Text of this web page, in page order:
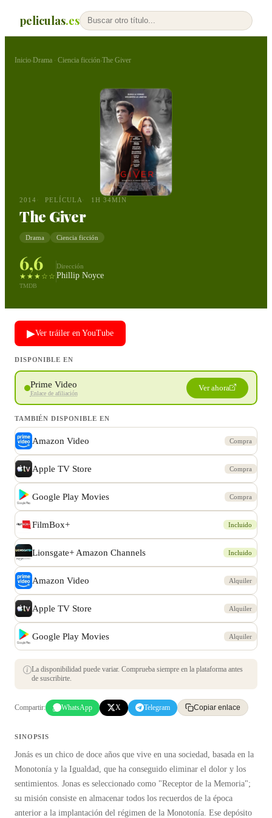
peliculas.es
Inicio›Drama · Ciencia ficción›The Giver
2014 PELÍCULA 1H 34MIN
The Giver
Drama Ciencia ficción
6,6
★★★☆☆
TMDB
Dirección
Phillip Noyce
▶Ver tráiler en YouTube
DISPONIBLE EN
Prime Video
Enlace de afiliación
Ver ahora
TAMBIÉN DISPONIBLE EN
Amazon Video Compra
Apple TV Store Compra
Google Play Movies Compra
FilmBox+ Incluido
Lionsgate+ Amazon Channels Incluido
Amazon Video Alquiler
Apple TV Store Alquiler
Google Play Movies Alquiler
La disponibilidad puede variar. Comprueba siempre en la plataforma antes
de suscribirte.
Compartir: WhatsApp X Telegram Copiar enlace
SINOPSIS
Jonás es un chico de doce años que vive en una sociedad, basada en la
Monotonía y la Igualdad, que ha conseguido eliminar el dolor y los
sentimientos. Jonas es seleccionado como "Receptor de la Memoria";
su misión consiste en almacenar todos los recuerdos de la época
anterior a la implantación del régimen de la Monotonía. Ese depósito